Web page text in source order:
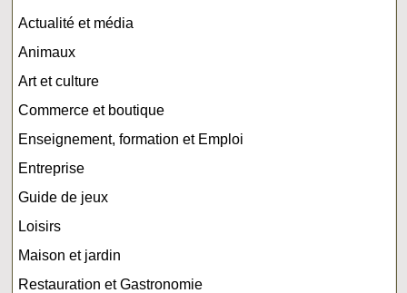
Actualité et média
Animaux
Art et culture
Commerce et boutique
Enseignement, formation et Emploi
Entreprise
Guide de jeux
Loisirs
Maison et jardin
Restauration et Gastronomie